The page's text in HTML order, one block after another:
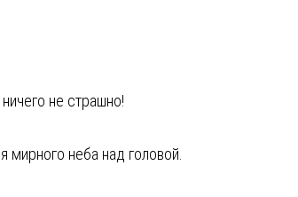
не страшно!
мирного неба над головой.